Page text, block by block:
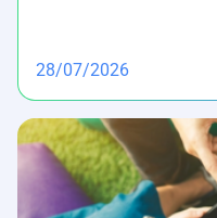
28/07/2026